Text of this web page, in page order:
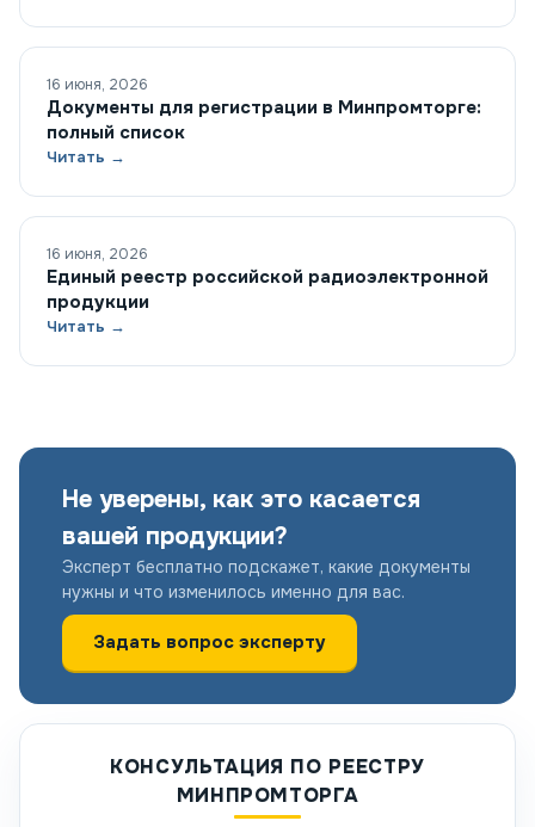
16 июня, 2026
Документы для регистрации в Минпромторге:
полный список
Читать →
16 июня, 2026
Единый реестр российской радиоэлектронной
продукции
Читать →
Не уверены, как это касается
вашей продукции?
Эксперт бесплатно подскажет, какие документы
нужны и что изменилось именно для вас.
Задать вопрос эксперту
КОНСУЛЬТАЦИЯ ПО РЕЕСТРУ
МИНПРОМТОРГА